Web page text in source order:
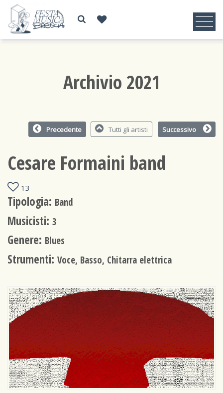
Archivio 2021
Precedente Tutti gli artisti Successivo
Cesare Formaini band
13
Tipologia: Band
Musicisti: 3
Genere: Blues
Strumenti: Voce, Basso, Chitarra elettrica